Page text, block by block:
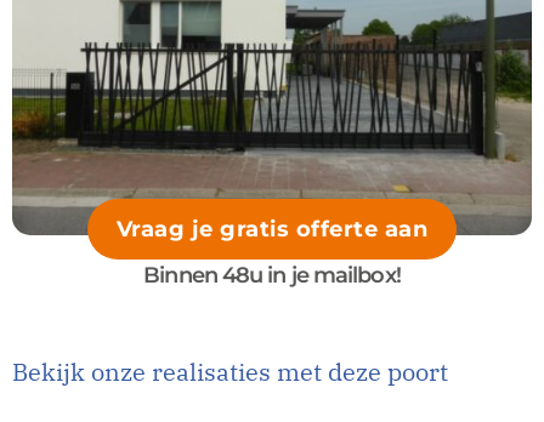
Vraag je gratis offerte aan
Binnen 48u in je mailbox!
Bekijk onze realisaties met deze poort